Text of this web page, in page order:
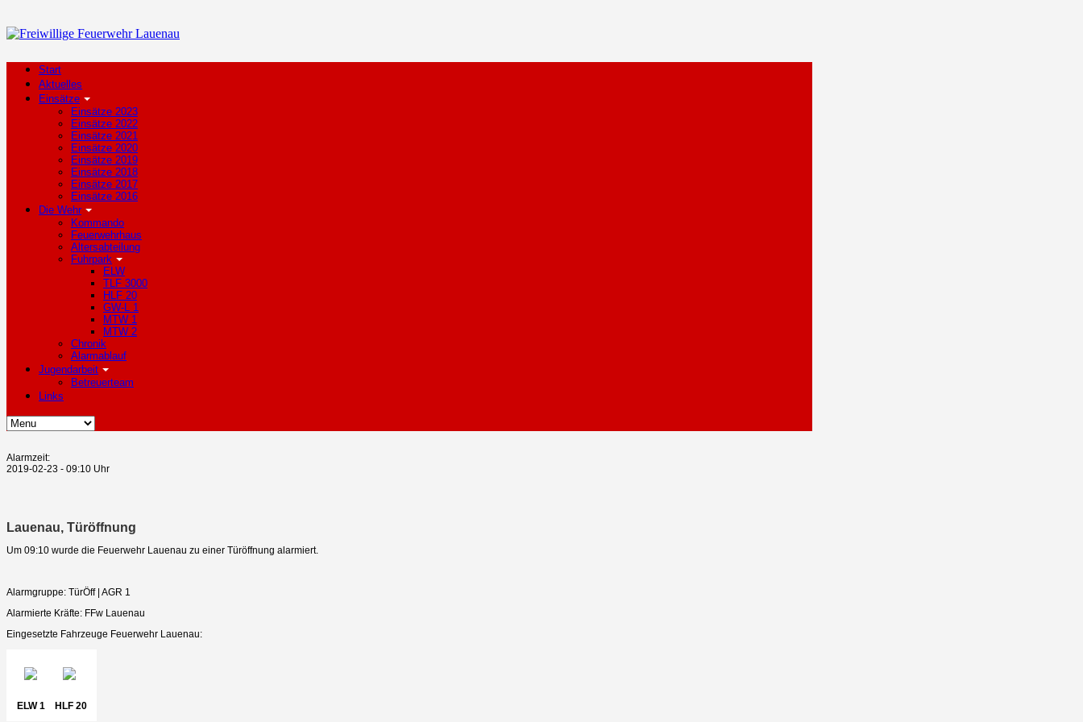
Start
Aktuelles
Einsätze
Einsätze 2023
Einsätze 2022
Einsätze 2021
Einsätze 2020
Einsätze 2019
Einsätze 2018
Einsätze 2017
Einsätze 2016
Die Wehr
Kommando
Feuerwehrhaus
Altersabteilung
Fuhrpark
ELW
TLF 3000
HLF 20
GW-L 1
MTW 1
MTW 2
Chronik
Alarmablauf
Jugendarbeit
Betreuerteam
Links
Alarmzeit:
2019-02-23 - 09:10 Uhr
Lauenau, Türöffnung
Um 09:10 wurde die Feuerwehr Lauenau zu einer Türöffnung alarmiert.
Alarmgruppe: TürÖff | AGR 1
Alarmierte Kräfte: FFw Lauenau
Eingesetzte Fahrzeuge Feuerwehr Lauenau:
ELW 1
HLF 20